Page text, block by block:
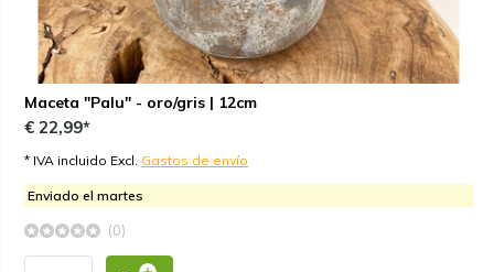
Maceta "Palu" - oro/gris | 12cm
€ 22,99*
* IVA incluido Excl. Gastos de envío
Enviado el martes
(0)